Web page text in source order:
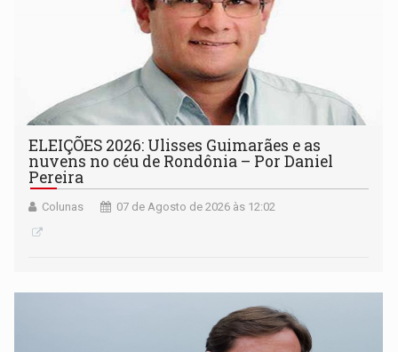
ELEIÇÕES 2026: Ulisses Guimarães e as
nuvens no céu de Rondônia – Por Daniel
Pereira
Colunas 07 de Agosto de 2026 às 12:02